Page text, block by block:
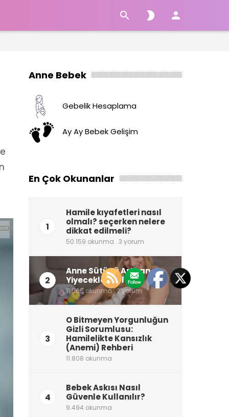
  
Anne Bebek
Gebelik Hesaplama
Ay Ay Bebek Gelişim
En Çok Okunanlar
1
Hamile kıyafetleri nasıl
olmalı? seçerken nelere
dikkat edilmeli?
50.159 okunma . 3 yorum
2
Anne Sütünü Artıran
Yiyecekler Neler?
11.965 okunma . 2 yorum
3
O Bitmeyen Yorgunluğun
Gizli Sorumlusu:
Hamilelikte Kansızlık
(Anemi) Rehberi
11.808 okunma
4
Bebek Askısı Nasıl
Güvenle Kullanılır?
9.494 okunma